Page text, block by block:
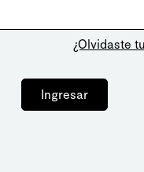
¿Olvidaste
Ingresar